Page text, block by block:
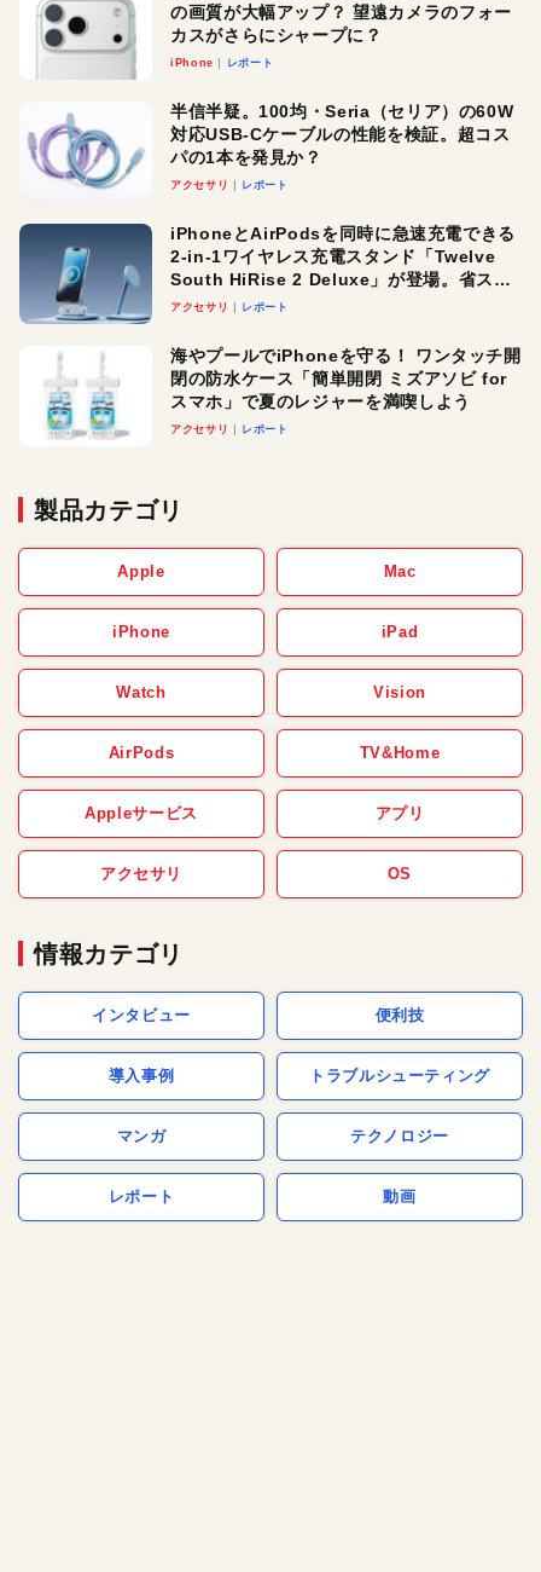
の画質が大幅アップ？ 望遠カメラのフォー
カスがさらにシャープに？
iPhone レポート
半信半疑。100均・Seria（セリア）の60W
対応USB-Cケーブルの性能を検証。超コス
パの1本を発見か？
アクセサリ レポート
iPhoneとAirPodsを同時に急速充電できる
2-in-1ワイヤレス充電スタンド「Twelve
South HiRise 2 Deluxe」が登場。省スペ
ースでおしゃれに充電したい人にオスス
アクセサリ レポート
海やプールでiPhoneを守る！ ワンタッチ開
閉の防水ケース「簡単開閉 ミズアソビ for
スマホ」で夏のレジャーを満喫しよう
アクセサリ レポート
製品カテゴリ
Apple Mac
iPhone iPad
Watch Vision
AirPods TV&Home
Appleサービス アプリ
アクセサリ OS
情報カテゴリ
インタビュー 便利技
導入事例 トラブルシューティング
マンガ テクノロジー
レポート 動画